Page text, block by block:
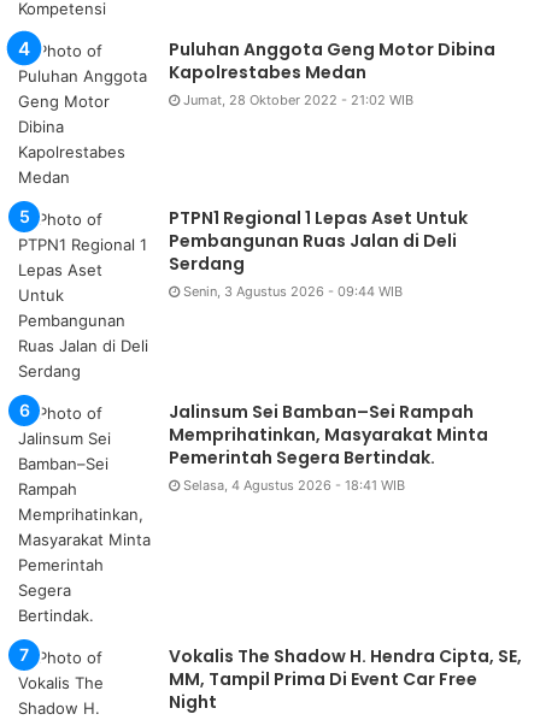
Puluhan Anggota Geng Motor Dibina
Kapolrestabes Medan
Jumat, 28 Oktober 2022 - 21:02 WIB
PTPN1 Regional 1 Lepas Aset Untuk
Pembangunan Ruas Jalan di Deli
Serdang
Senin, 3 Agustus 2026 - 09:44 WIB
Jalinsum Sei Bamban–Sei Rampah
Memprihatinkan, Masyarakat Minta
Pemerintah Segera Bertindak.
Selasa, 4 Agustus 2026 - 18:41 WIB
Vokalis The Shadow H. Hendra Cipta, SE,
MM, Tampil Prima Di Event Car Free
Night